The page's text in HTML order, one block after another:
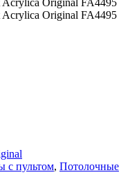
с пультом, Потолочные